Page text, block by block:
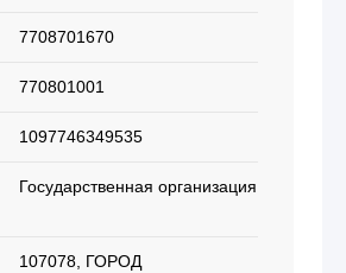
7708701670
770801001
1097746349535
Государственная организация
107078, ГОРОД